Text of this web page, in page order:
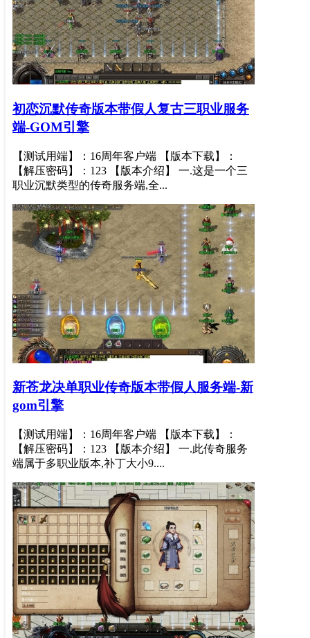
初恋沉默传奇版本带假人复古三职业服务
端-GOM引擎
【测试用端】：16周年客户端 【版本下载】：
【解压密码】：123 【版本介绍】 一.这是一个三
职业沉默类型的传奇服务端,全...
新苍龙决单职业传奇版本带假人服务端-新
gom引擎
【测试用端】：16周年客户端 【版本下载】：
【解压密码】：123 【版本介绍】 一.此传奇服务
端属于多职业版本,补丁大小9....